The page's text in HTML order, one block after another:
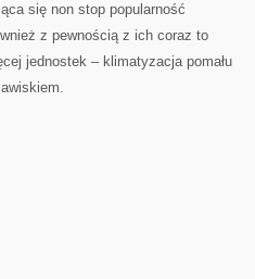
się non stop popularność
z pewnością z ich coraz to
jednostek – klimatyzacja pomału